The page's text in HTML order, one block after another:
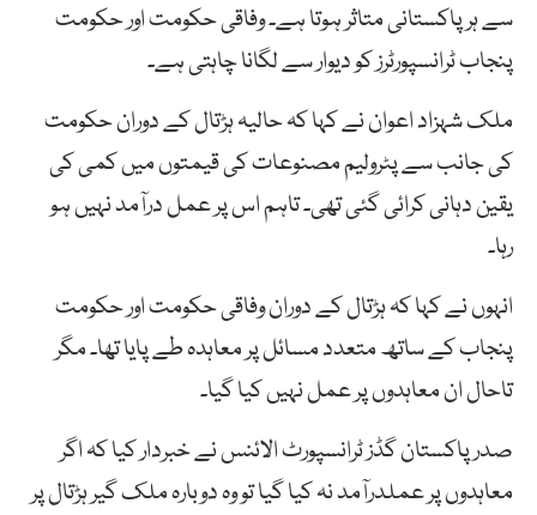
سے ہر پاکستانی متاثر ہوتا ہے۔ وفاقی حکومت اور حکومت
پنجاب ٹرانسپورٹرز کو دیوار سے لگانا چاہتی ہے۔
ملک شہزاد اعوان نے کہا کہ حالیہ ہڑتال کے دوران حکومت
کی جانب سے پٹرولیم مصنوعات کی قیمتوں میں کمی کی
یقین دہانی کرائی گئی تھی۔ تاہم اس پر عمل درآمد نہیں ہو
رہا۔
انہوں نے کہا کہ ہڑتال کے دوران وفاقی حکومت اور حکومت
پنجاب کے ساتھ متعدد مسائل پر معاہدہ طے پایا تھا۔ مگر
تاحال ان معاہدوں پر عمل نہیں کیا گیا۔
صدر پاکستان گڈز ٹرانسپورٹ الائنس نے خبردار کیا کہ اگر
معاہدوں پر عملدرآمد نہ کیا گیا تو وہ دوبارہ ملک گیر ہڑتال پر